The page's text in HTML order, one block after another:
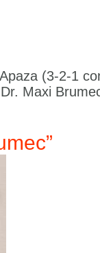
(3-2-1
Maxi